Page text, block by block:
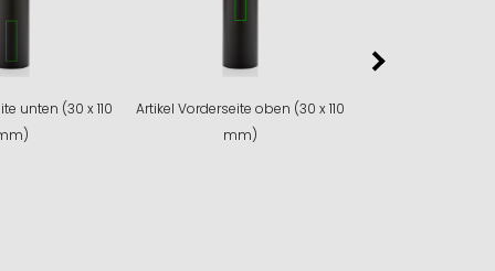
unten (30 x 110
Artikel Vorderseite oben (30 x 110
mm)